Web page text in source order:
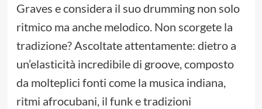
Graves e considera il suo drumming non solo
ritmico ma anche melodico. Non scorgete la
tradizione? Ascoltate attentamente: dietro a
un’elasticità incredibile di groove, composto
da molteplici fonti come la musica indiana,
ritmi afrocubani, il funk e tradizioni